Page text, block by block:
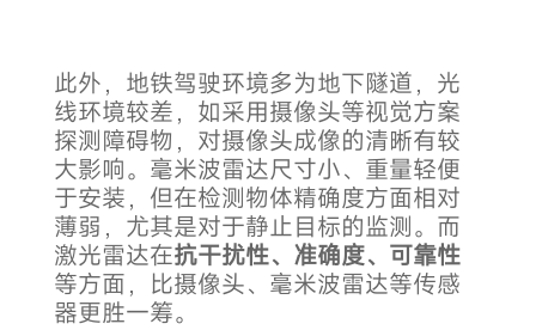
此外，地铁驾驶环境多为地下隧道，光
线环境较差，如采用摄像头等视觉方案
探测障碍物，对摄像头成像的清晰有较
大影响。毫米波雷达尺寸小、重量轻便
于安装，但在检测物体精确度方面相对
薄弱，尤其是对于静止目标的监测。而
激光雷达在抗干扰性、准确度、可靠性
等方面，比摄像头、毫米波雷达等传感
器更胜一筹。